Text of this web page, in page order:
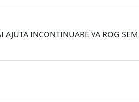
INCONTINUARE VA ROG